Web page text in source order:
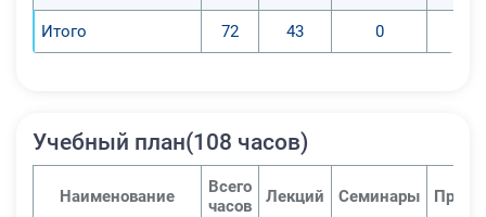
Итого 72 43 0
Учебный план(108 часов)
Наименование
Всего
часов
Лекций Семинары